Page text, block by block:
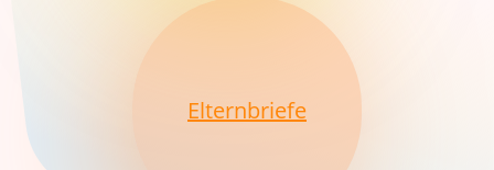
Elternbriefe